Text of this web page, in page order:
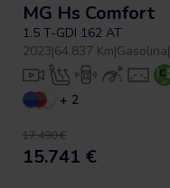
MG Hs Comfort
1.5 T-GDI 162 AT
2023|64.837 Km|Gasolina|
+ 2
17.490 €
15.741 €